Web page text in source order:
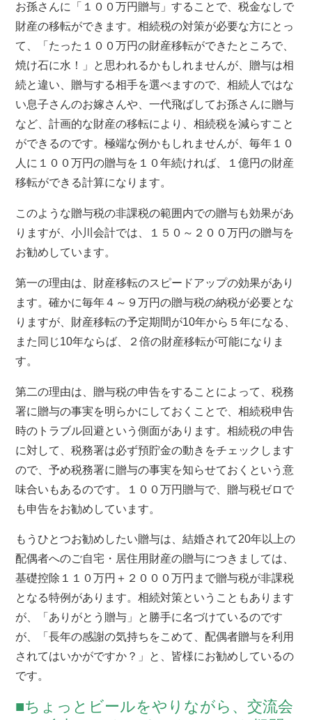
お孫さんに「１００万円贈与」することで、税金なしで
財産の移転ができます。相続税の対策が必要な方にとっ
て、「たった１００万円の財産移転ができたところで、
焼け石に水！」と思われるかもしれませんが、贈与は相
続と違い、贈与する相手を選べますので、相続人ではな
い息子さんのお嫁さんや、一代飛ばしてお孫さんに贈与
など、計画的な財産の移転により、相続税を減らすこと
ができるのです。極端な例かもしれませんが、毎年１０
人に１００万円の贈与を１０年続ければ、１億円の財産
移転ができる計算になります。
このような贈与税の非課税の範囲内での贈与も効果があ
りますが、小川会計では、１５０～２００万円の贈与を
お勧めしています。
第一の理由は、財産移転のスピードアップの効果があり
ます。確かに毎年４～９万円の贈与税の納税が必要とな
りますが、財産移転の予定期間が10年から５年になる、
また同じ10年ならば、２倍の財産移転が可能になりま
す。
第二の理由は、贈与税の申告をすることによって、税務
署に贈与の事実を明らかにしておくことで、相続税申告
時のトラブル回避という側面があります。相続税の申告
に対して、税務署は必ず預貯金の動きをチェックします
ので、予め税務署に贈与の事実を知らせておくという意
味合いもあるのです。１００万円贈与で、贈与税ゼロで
も申告をお勧めしています。
もうひとつお勧めしたい贈与は、結婚されて20年以上の
配偶者へのご自宅・居住用財産の贈与につきましては、
基礎控除１１０万円＋２０００万円まで贈与税が非課税
となる特例があります。相続対策ということもあります
が、「ありがとう贈与」と勝手に名づけているのです
が、「長年の感謝の気持ちをこめて、配偶者贈与を利用
されてはいかがですか？」と、皆様にお勧めしているの
です。
■ちょっとビールをやりながら、交流会